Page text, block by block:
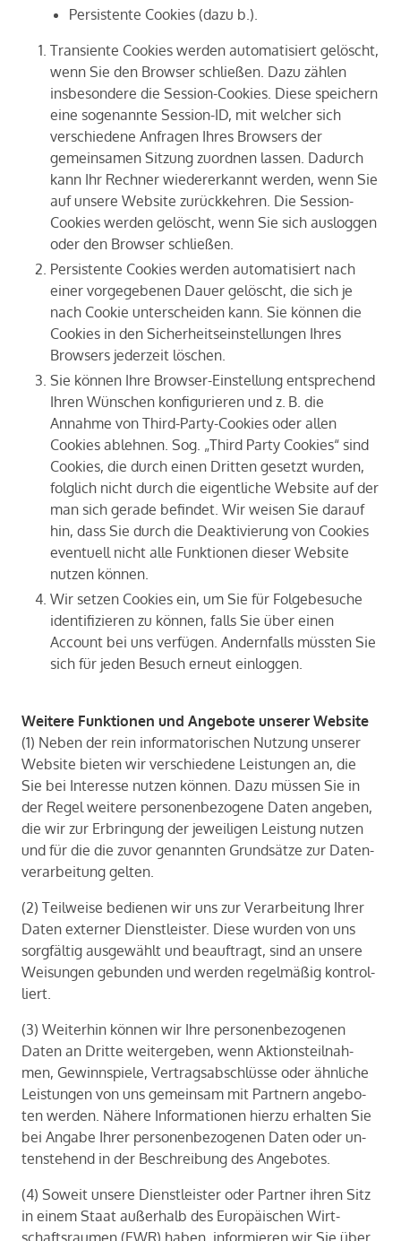
Persistente Cookies (dazu b.).
Transiente Cookies werden automatisiert gelöscht,
wenn Sie den Browser schließen. Dazu zählen
insbesondere die Session-Cookies. Diese speichern
eine sogenannte Session-ID, mit welcher sich
verschiedene Anfragen Ihres Browsers der
gemeinsamen Sitzung zuordnen lassen. Dadurch
kann Ihr Rechner wiedererkannt werden, wenn Sie
auf unsere Website zurückkehren. Die Session-
Cookies werden gelöscht, wenn Sie sich ausloggen
oder den Browser schließen.
Persistente Cookies werden automatisiert nach
einer vorgegebenen Dauer gelöscht, die sich je
nach Cookie unterscheiden kann. Sie können die
Cookies in den Sicherheitseinstellungen Ihres
Browsers jederzeit löschen.
Sie können Ihre Browser-Einstellung entsprechend
Ihren Wünschen konfigurieren und z. B. die
Annahme von Third-Party-Cookies oder allen
Cookies ablehnen. Sog. „Third Party Cookies“ sind
Cookies, die durch einen Dritten gesetzt wurden,
folglich nicht durch die eigentliche Website auf der
man sich gerade befindet. Wir weisen Sie darauf
hin, dass Sie durch die Deaktivierung von Cookies
eventuell nicht alle Funktionen dieser Website
nutzen können.
Wir setzen Cookies ein, um Sie für Folgebesuche
identifizieren zu können, falls Sie über einen
Account bei uns verfügen. Andernfalls müssten Sie
sich für jeden Besuch erneut einloggen.
Wei­te­re Funk­tio­nen und An­ge­bo­te un­se­rer Web­site
(1) Neben der rein in­for­ma­to­ri­schen Nut­zung un­se­rer
Web­site bie­ten wir ver­schie­de­ne Leis­tun­gen an, die
Sie bei In­ter­es­se nut­zen kön­nen. Dazu müs­sen Sie in
der Regel wei­te­re per­so­nen­be­zo­ge­ne Daten an­ge­ben,
die wir zur Er­brin­gung der je­wei­li­gen Leis­tung nut­zen
und für die die zuvor ge­nann­ten Grund­sät­ze zur Da­ten­
ver­ar­bei­tung gel­ten.
(2) Teil­wei­se be­die­nen wir uns zur Ver­ar­bei­tung Ihrer
Daten ex­ter­ner Dienst­leis­ter. Diese wur­den von uns
sorg­fäl­tig aus­ge­wählt und be­auf­tragt, sind an un­se­re
Wei­sun­gen ge­bun­den und wer­den re­gel­mä­ßig kon­trol­
liert.
(3) Wei­ter­hin kön­nen wir Ihre per­so­nen­be­zo­ge­nen
Daten an Drit­te wei­ter­ge­ben, wenn Ak­ti­ons­teil­nah­
men, Ge­winn­spie­le, Ver­trags­ab­schlüs­se oder ähn­li­che
Leis­tun­gen von uns ge­mein­sam mit Part­nern an­ge­bo­
ten wer­den. Nä­he­re In­for­ma­tio­nen hier­zu er­hal­ten Sie
bei An­ga­be Ihrer per­so­nen­be­zo­ge­nen Daten oder un­
ten­ste­hend in der Be­schrei­bung des An­ge­bo­tes.
(4) So­weit un­se­re Dienst­leis­ter oder Part­ner ihren Sitz
in einem Staat au­ßer­halb des Eu­ro­päi­schen Wirt­